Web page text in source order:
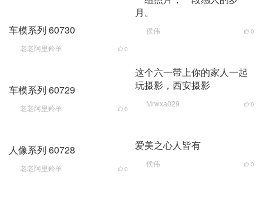
车模系列 60730
老老阿里羚羊 0
车模系列 60729
老老阿里羚羊 0
人像系列 60728
老老阿里羚羊 0
月。
侯伟 0
这个六一带上你的家人一起
玩摄影，西安摄影
Mrwxa029 0
爱美之心人皆有
侯伟 0